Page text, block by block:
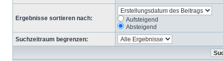
Ergebnisse sortieren nach:
Aufsteigend
Absteigend
Suchzeitraum begrenzen: